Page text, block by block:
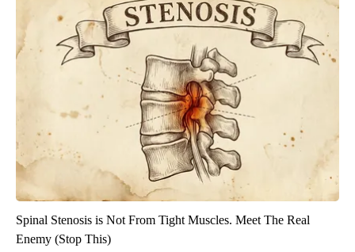
Spinal Stenosis is Not From Tight Muscles. Meet The Real
Enemy (Stop This)